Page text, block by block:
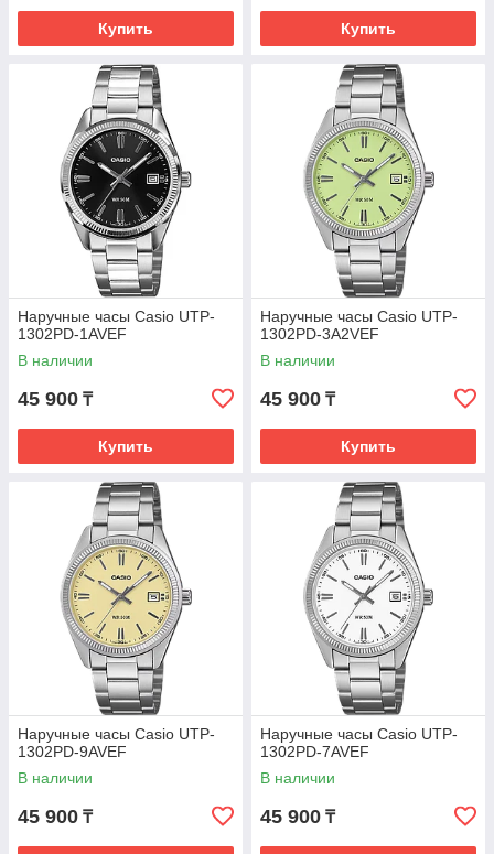
Купить Купить
Наручные часы Casio UTP-
1302PD-1AVEF
В наличии
45 900 ₸
Купить
Наручные часы Casio UTP-
1302PD-3A2VEF
В наличии
45 900 ₸
Купить
Наручные часы Casio UTP-
1302PD-9AVEF
В наличии
45 900 ₸
Наручные часы Casio UTP-
1302PD-7AVEF
В наличии
45 900 ₸